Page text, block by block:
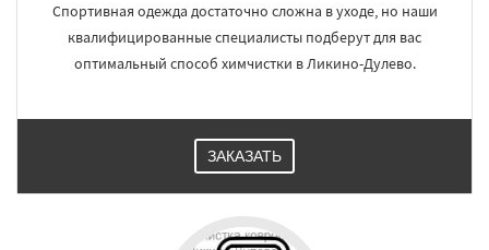
Спортивная одежда достаточно сложна в уходе, но наши
квалифицированные специалисты подберут для вас
оптимальный способ химчистки в Ликино-Дулево.
ЗАКАЗАТЬ